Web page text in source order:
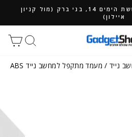
בואו לבקר בחנותינו: ששת הימים 14, בני ברק (מול קניון
איילון)
חיפוש
נייד /מעמד מתקפל למחשב נייד ABS